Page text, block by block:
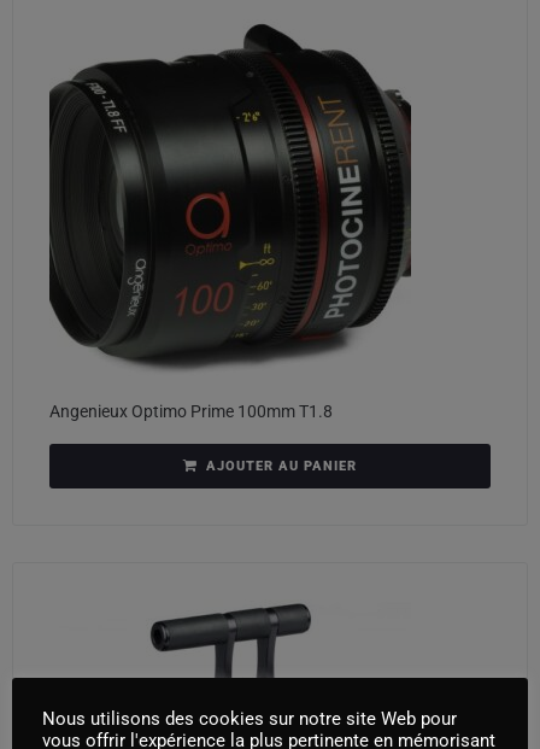
Angenieux Optimo Prime 100mm T1.8
AJOUTER AU PANIER
Nous utilisons des cookies sur notre site Web pour
vous offrir l'expérience la plus pertinente en mémorisant